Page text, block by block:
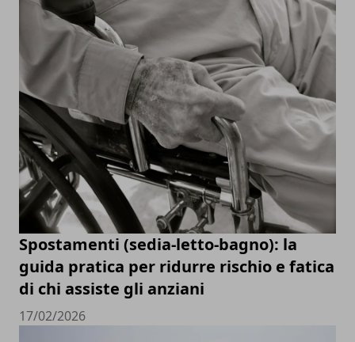
Spostamenti (sedia-letto-bagno): la
guida pratica per ridurre rischio e fatica
di chi assiste gli anziani
17/02/2026